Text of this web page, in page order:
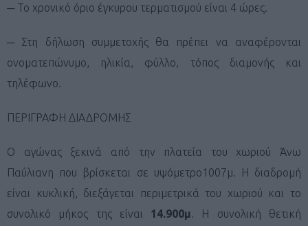
─ Το χρονικό όριο έγκυρου τερματισμού είναι 4 ώρες.
─ Στη δήλωση συμμετοχής θα πρέπει να αναφέρονται
ονοματεπώνυμο, ηλικία, φύλλο, τόπος διαμονής και
τηλέφωνο.
ΠΕΡΙΓΡΑΦΗ ΔΙΑΔΡΟΜΗΣ
Ο αγώνας ξεκινά από την πλατεία του χωριού Άνω
Παύλιανη που βρίσκεται σε υψόμετρο1007μ. Η διαδρομή
είναι κυκλική, διεξάγεται περιμετρικά του χωριού και το
συνολικό μήκος της είναι 14.900μ. Η συνολική θετική